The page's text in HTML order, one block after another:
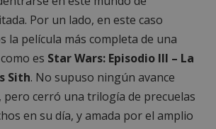
Por un lado, en este caso
la película más completa de una
es Star Wars: Episodio III – La
Sith. No supuso ningún avance
pero cerró una trilogía de precuelas
en su día, y amada por el amplio